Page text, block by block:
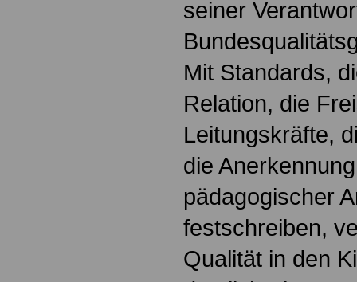
seiner
Mit Standards,
Relation, die
Leitungskräfte,
die
pädagogischer
festschreiben,
Qualität in den